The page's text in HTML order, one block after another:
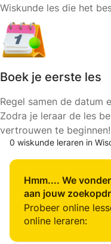
Wiskunde les die het
Boek je eerste les
Regel samen de datum
Zodra je leraar de les
vertrouwen te beginnen!
0 wiskunde leraren in
Hmm.... We
aan jouw
Probeer online
online leraren: